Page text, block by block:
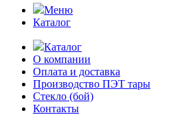
Меню
Каталог
Каталог
О компании
Оплата и доставка
Производство ПЭТ тары
Стекло (бой)
Контакты